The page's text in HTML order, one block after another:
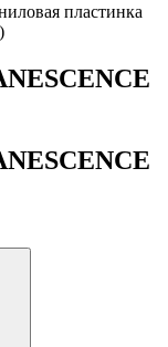
пластинка